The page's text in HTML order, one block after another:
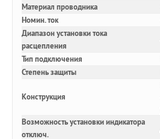
Материал проводника
Номин. ток
Диапазон установки тока
расцепления
Тип подключения
Степень защиты
Конструкция
Возможность установки индикатора
отключ.